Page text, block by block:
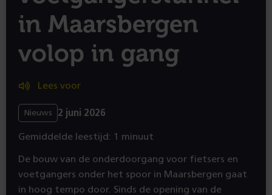
in Maarsbergen
volop in gang
Lees voor
Nieuws 2 juni 2026
Gemiddelde leestijd: 1 minuut
De bouw van de onderdoorgang voor fietsers en
voetgangers onder het spoor in Maarsbergen gaat
in hoog tempo door. Sinds de opening van de